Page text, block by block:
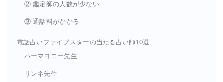
② 鑑定師の人数が少ない
③ 通話料がかかる
電話占いファイブスターの当たる占い師10選
ハーマヨニー先生
リンネ先生